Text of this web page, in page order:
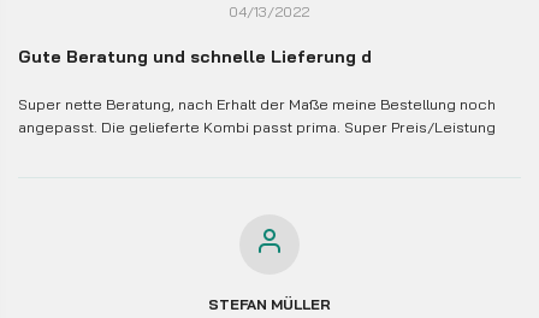
04/13/2022
Gute Beratung und schnelle Lieferung d
Super nette Beratung, nach Erhalt der Maße meine Bestellung noch
angepasst. Die gelieferte Kombi passt prima. Super Preis/Leistung
STEFAN MÜLLER